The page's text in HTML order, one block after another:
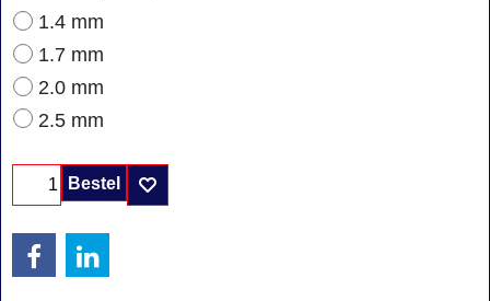
1.4 mm
1.7 mm
2.0 mm
2.5 mm
Bestel